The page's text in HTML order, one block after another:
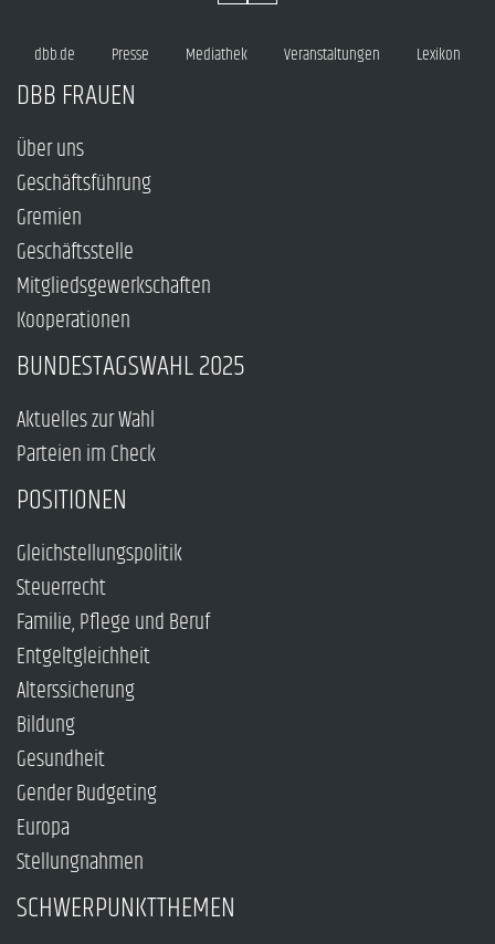
dbb.de Presse Mediathek Veranstaltungen Lexikon
DBB FRAUEN
Über uns
Geschäftsführung
Gremien
Geschäftsstelle
Mitgliedsgewerkschaften
Kooperationen
BUNDESTAGSWAHL 2025
Aktuelles zur Wahl
Parteien im Check
POSITIONEN
Gleichstellungspolitik
Steuerrecht
Familie, Pflege und Beruf
Entgeltgleichheit
Alterssicherung
Bildung
Gesundheit
Gender Budgeting
Europa
Stellungnahmen
SCHWERPUNKTTHEMEN